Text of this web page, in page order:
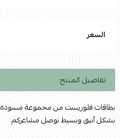
السعر
تفاصيل المنتج
بطاقات فلوريست من مجموعة مسودة
بشكل أنيق وبسيط نوصل مشاعركم